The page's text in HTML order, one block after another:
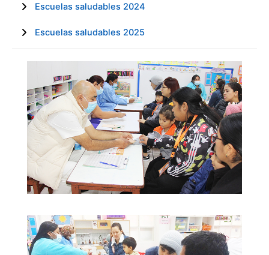
Escuelas saludables 2024
Escuelas saludables 2025